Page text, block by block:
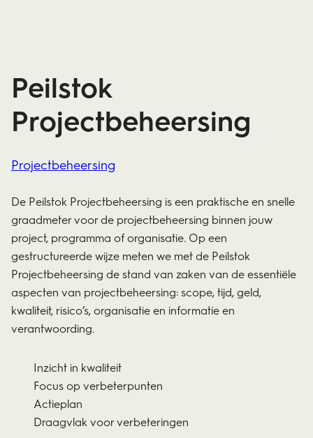
Peilstok
Projectbeheersing
Projectbeheersing
De Peilstok Projectbeheersing is een praktische en snelle
graadmeter voor de projectbeheersing binnen jouw
project, programma of organisatie. Op een
gestructureerde wijze meten we met de Peilstok
Projectbeheersing de stand van zaken van de essentiële
aspecten van projectbeheersing: scope, tijd, geld,
kwaliteit, risico’s, organisatie en informatieen
verantwoording.
Inzicht in kwaliteit
Focus op verbeterpunten
Actieplan
Draagvlak voor verbeteringen